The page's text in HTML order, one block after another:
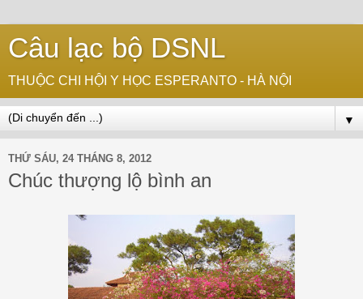
Câu lạc bộ DSNL
THUỘC CHI HỘI Y HỌC ESPERANTO - HÀ NỘI
▼
THỨ SÁU, 24 THÁNG 8, 2012
Chúc thượng lộ bình an